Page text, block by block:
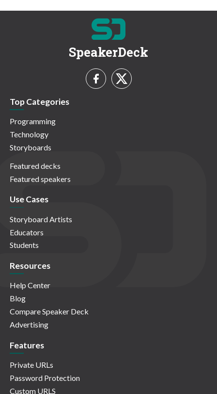
SpeakerDeck
Top Categories
Programming
Technology
Storyboards
Featured decks
Featured speakers
Use Cases
Storyboard Artists
Educators
Students
Resources
Help Center
Blog
Compare Speaker Deck
Advertising
Features
Private URLs
Password Protection
Custom URLS